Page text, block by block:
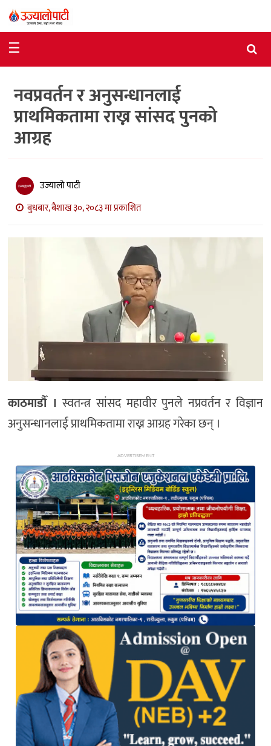
राजनीति
विशेष
आर्थिक
विचार
मनोरञ्जन
प्रविधि
☰
नवप्रवर्तन र अनुसन्धानलाई
प्राथमिकतामा राख्न सांसद पुनको
आग्रह
उज्यालो पाटी
बुधबार, बैशाख ३०, २०८३ मा प्रकाशित
काठमाडौँ । स्वतन्त्र सांसद महावीर पुनले नप्रवर्तन र विज्ञान
अनुसन्धानलाई प्राथमिकतामा राख्न आग्रह गरेका छन् ।
ADVERTISEMENT